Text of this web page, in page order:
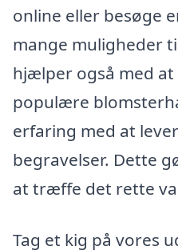
online eller besøge
mange muligheder
hjælper også med
populære
erfaring med at
begravelser. Dette
at træffe det rette
Tag et kig på vores